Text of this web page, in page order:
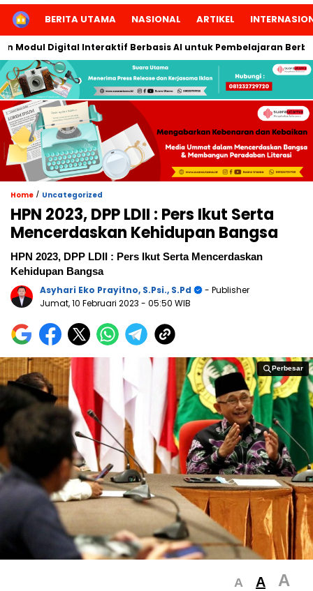
HOMEBERITA UTAMA NASIONAL ARTIKEL
Digital Interaktif Berbasis AI untuk Pembelajaran Berbicara
Home / Uncategorized
HPN 2023, DPP LDII : Pers Ikut Serta
Mencerdaskan Kehidupan Bangsa
HPN 2023, DPP LDII : Pers Ikut Serta Mencerdaskan
Kehidupan Bangsa
Asyhari Eko Prayitno, S.Psi., S.Pd
- Publisher
Jumat, 10 Februari 2023 - 05:50 WIB
Perbesar
Perbesar
A A A